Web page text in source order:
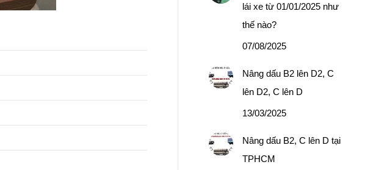
lái xe từ 01/01/2025 như
thế nào?
07/08/2025
Nâng dấu B2 lên D2, C
lên D2, C lên D
13/03/2025
Nâng dấu B2, C lên D tại
TPHCM